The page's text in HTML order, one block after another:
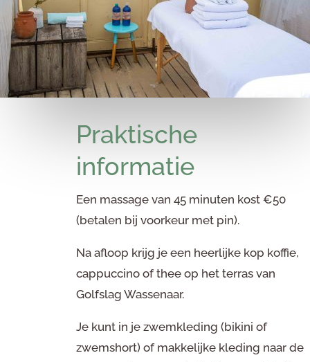
Praktische
informatie
Een massage van 45 minuten kost €50
(betalen bij voorkeur met pin).
Na afloop krijg je een heerlijke kop koffie,
cappuccino of thee op het terras van
Golfslag Wassenaar.
Je kunt in je zwemkleding (bikini of
zwemshort) of makkelijke kleding naar de